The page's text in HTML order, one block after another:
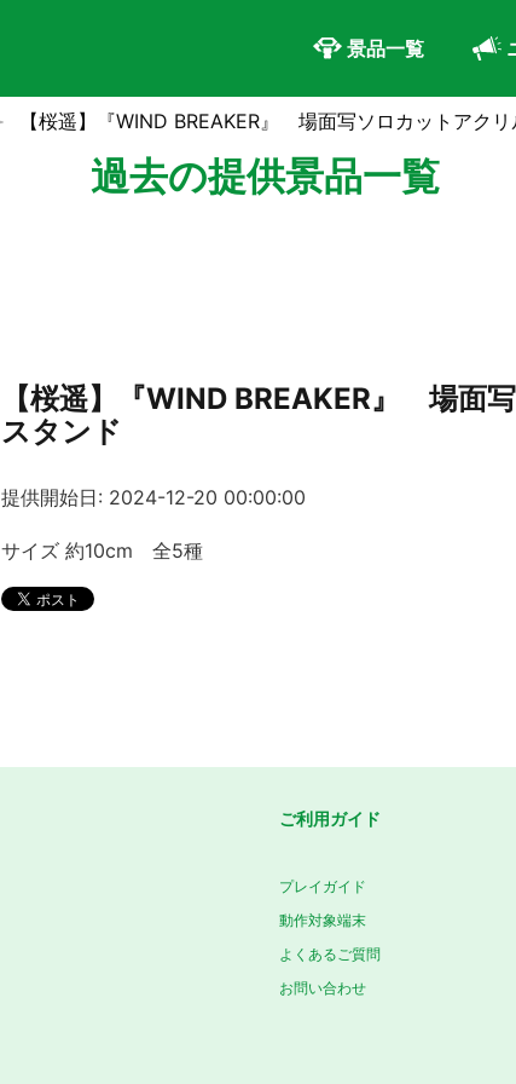
景品一覧
【桜遥】『WIND BREAKER』 場面写ソロカットアクリ
過去の提供景品一覧
【桜遥】『WIND BREAKER』 場面
スタンド
提供開始日: 2024-12-20 00:00:00
サイズ 約10cm 全5種
ご利用ガイド
プレイガイド
動作対象端末
よくあるご質問
お問い合わせ